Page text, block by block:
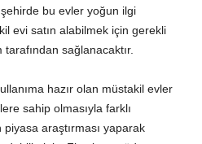
bu evler yoğun ilgi
evi satın alabilmek için gerekli
sağlanacaktır.
hazır olan müstakil evler
sahip olmasıyla farklı
piyasa araştırması yaparak